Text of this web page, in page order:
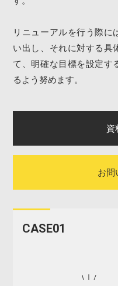
リニューアルを行う際に
い出し、それに対する具
て、明確な目標を設定す
るよう努めます。
資
お問
CASE01